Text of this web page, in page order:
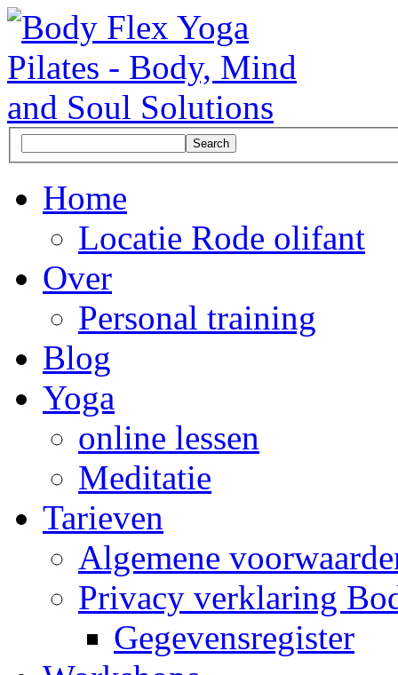
Search
Home
Locatie Rode olifant
Over
Personal training
Blog
Yoga
online lessen
Meditatie
Tarieven
Algemene
Privacy verklaring
Gegevensregister